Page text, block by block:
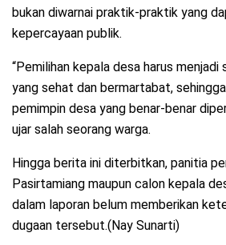
bukan diwarnai praktik-praktik yang
kepercayaan publik.
“Pemilihan kepala desa harus menjadi
yang sehat dan bermartabat,
pemimpin desa yang benar-benar
ujar salah seorang warga.
Hingga berita ini diterbitkan, panitia
Pasirtamiang maupun calon kepala
dalam laporan belum memberikan
dugaan tersebut.(Nay Sunarti)